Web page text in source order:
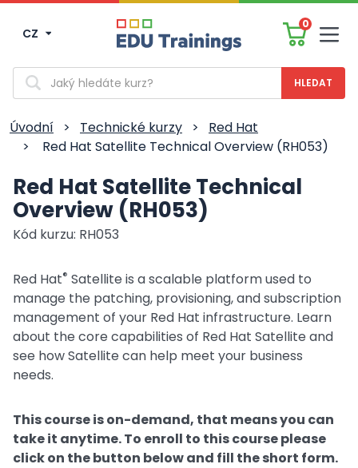
CZ
0
Vyhledávání
Úvodní > Technické kurzy >
Red Hat
>
Red Hat Satellite Technical Overview (RH053)
Red Hat Satellite Technical
Overview (RH053)
Kód kurzu: RH053
Red Hat® Satellite is a scalable platform used to
manage the patching, provisioning, and subscription
management of your Red Hat infrastructure. Learn
about the core capabilities of Red Hat Satellite and
see how Satellite can help meet your business
needs.
This course is on-demand, that means you can
take it anytime. To enroll to this course please
click on the button below and fill the short form.